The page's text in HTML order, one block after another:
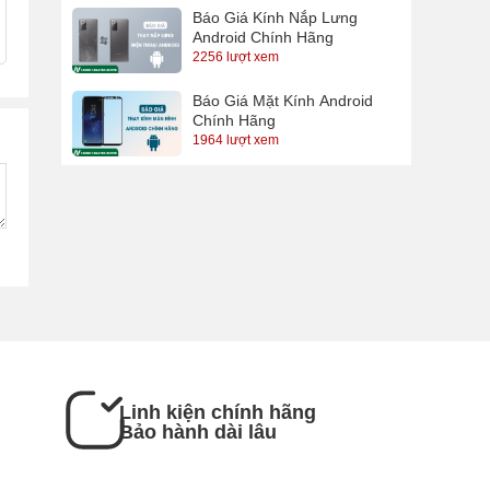
Báo Giá Kính Nắp Lưng
Android Chính Hãng
2256 lượt xem
Báo Giá Mặt Kính Android
Chính Hãng
1964 lượt xem
Linh kiện chính hãng
Bảo hành dài lâu